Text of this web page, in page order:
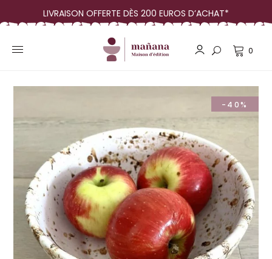
LIVRAISON OFFERTE DÈS 200 EUROS D’ACHAT*
0
-40%